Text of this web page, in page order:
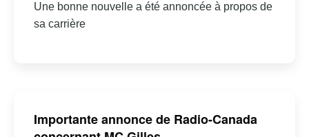
Une bonne nouvelle a été annoncée à propos de
sa carrière
Importante annonce de Radio-Canada